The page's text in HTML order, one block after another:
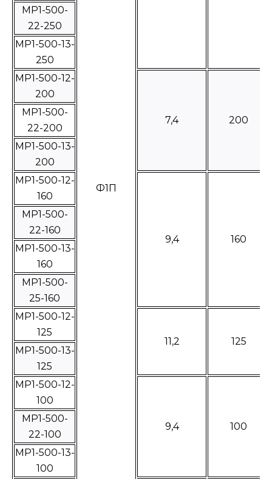
Ф1П
МР1-500-
22-250
МР1-500-13-
250
МР1-500-12-
200
7,4 200
МР1-500-
22-200
МР1-500-13-
200
МР1-500-12-
160
9,4 160
МР1-500-
22-160
МР1-500-13-
160
МР1-500-
25-160
МР1-500-12-
125
11,2 125
МР1-500-13-
125
МР1-500-12-
100
9,4 100
МР1-500-
22-100
МР1-500-13-
100